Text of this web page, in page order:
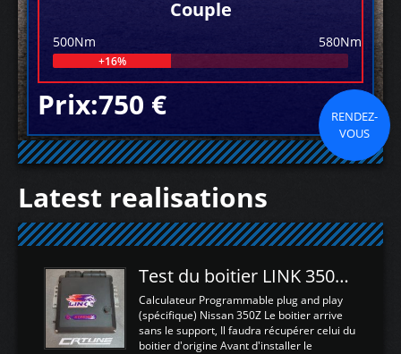
Couple
500Nm 580Nm
+16%
Prix:750 €
RENDEZ-
VOUS
Latest realisations
Test du boitier LINK 350Z Plugin ECU
Calculateur Programmable plug and play
(spécifique) Nissan 350Z Le boitier arrive
sans le support, Il faudra récupérer celui du
boitier d'origine Avant d'installer le